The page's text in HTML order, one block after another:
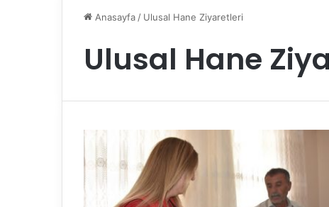
Anasayfa / Ulusal Hane Ziyaretleri
Ulusal Hane